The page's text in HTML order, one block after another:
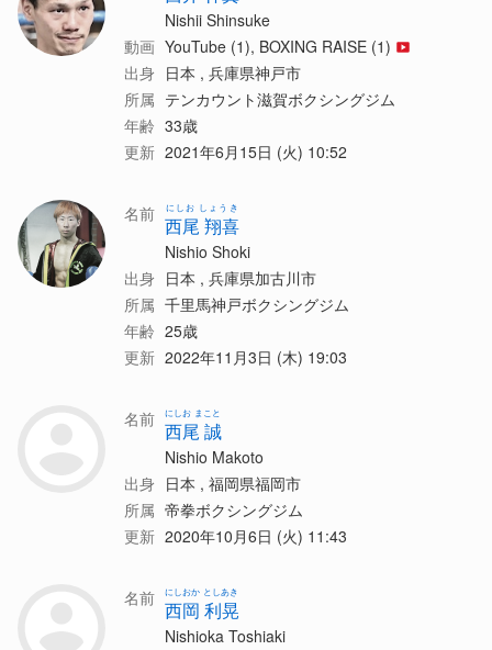
Nishii Shinsuke
動画 YouTube (1), BOXING RAISE (1)
出身 日本 , 兵庫県神戸市
所属 テンカウント滋賀ボクシングジム
年齢 33歳
更新 2021年6月15日 (火) 10:52
名前 西尾 翔喜
にしお しょうき
Nishio Shoki
出身 日本 , 兵庫県加古川市
所属 千里馬神戸ボクシングジム
年齢 25歳
更新 2022年11月3日 (木) 19:03
名前 西尾 誠
にしお まこと
Nishio Makoto
出身 日本 , 福岡県福岡市
所属 帝拳ボクシングジム
更新 2020年10月6日 (火) 11:43
名前 西岡 利晃
にしおか としあき
Nishioka Toshiaki